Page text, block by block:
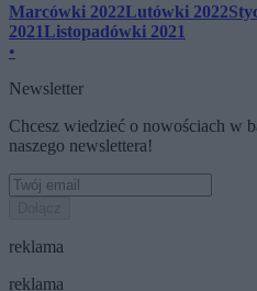
Marcówki 2022Lutówki 2022
2021Listopadówki 2021
•
Newsletter
Chcesz wiedzieć o nowościach w
naszego newslettera!
reklama
reklama